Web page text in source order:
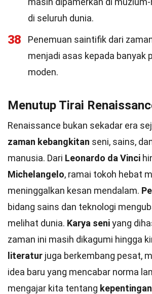
di seluruh dunia.
38
Penemuan saintifik dari
menjadi asas kepada banyak
moden.
Menutup Tirai
Renaissance bukan sekadar era
zaman kebangkitan seni, sains,
manusia. Dari Leonardo da Vinci
Michelangelo, ramai tokoh hebat
meninggalkan kesan mendalam.
bidang sains dan teknologi
melihat dunia. Karya seniyang
zaman ini masih dikagumi hingga
literatur juga berkembang pesat,
idea baru yang mencabar norma
mengajar kita tentang